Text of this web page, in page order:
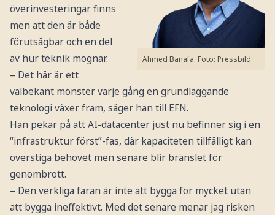
Ahmed Banafa. Foto: Pressbild
överinvesteringar finns
men att den är både
förutsägbar och en del
av hur teknik mognar.
– Det här är ett
välbekant mönster varje gång en grundläggande
teknologi växer fram, säger han till EFN.
Han pekar på att AI-datacenter just nu befinner sig i en
“infrastruktur först”-fas, där kapaciteten tillfälligt kan
överstiga behovet men senare blir bränslet för
genombrott.
– Den verkliga faran är inte att bygga för mycket utan
att bygga ineffektivt. Med det senare menar jag risken